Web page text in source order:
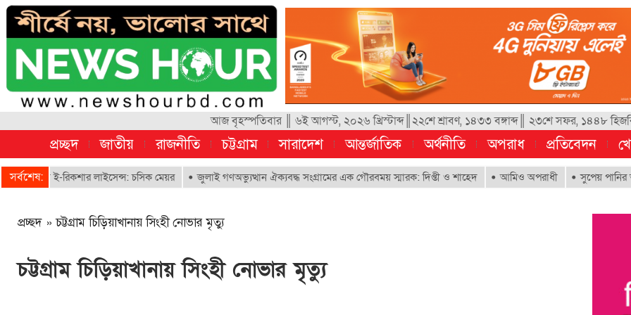
আজ বৃহস্পতিবার ║ ৬ই আগস্ট, ২০২৬ খ্রিস্টাব্দ║২২শে শ্রাবণ, ১৪৩৩ বঙ্গাব্দ║ ২৩শে সফর, ১৪৪৮
প্রচ্ছদ জাতীয় রাজনীতি চট্টগ্রাম সারাদেশ আন্তর্জাতিক অর্থনীতি অপরাধ প্রতিবেদন
সর্বশেষ:
ই-রিকশার লাইসেন্স: চসিক মেয়র জুলাই গণঅভ্যুত্থান ঐক্যবদ্ধ সংগ্রামের এক গৌরবময় স্মারক: দিপ্তী ও শাহেদ আমিও অপরাধী সুপেয় পানির অধিকার
প্রচ্ছদ »চট্টগ্রাম চিড়িয়াখানায় সিংহী নোভার মৃত্যু
চট্টগ্রাম চিড়িয়াখানায় সিংহী নোভার মৃত্যু